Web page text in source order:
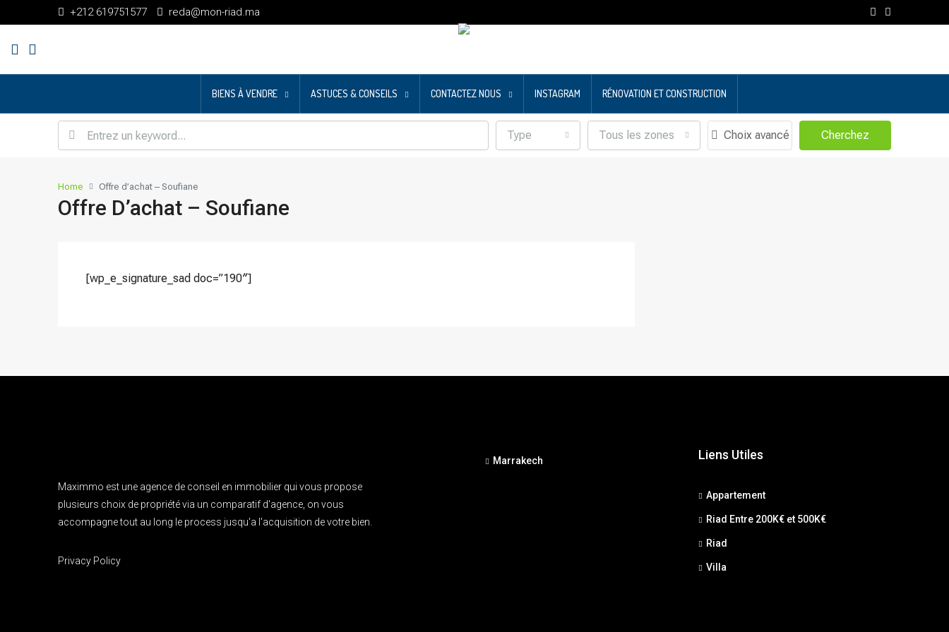
+212 619751577 reda@mon-riad.ma
BIENS À VENDRE ASTUCES & CONSEILS CONTACTEZ NOUS INSTAGRAM RÉNOVATION ET CONSTRUCTION
Type Tous les zones Choix avancé Cherchez
Home Offre d’achat – Soufiane
Offre D’achat – Soufiane
[wp_e_signature_sad doc=”190″]
Maximmo est une agence de conseil en immobilier qui vous propose
plusieurs choix de propriété via un comparatif d'agence, on vous
accompagne tout au long le process jusqu'a l'acquisition de votre bien.
Privacy Policy
Marrakech Liens Utiles
Appartement
Riad Entre 200K€ et 500K€
Riad
Villa